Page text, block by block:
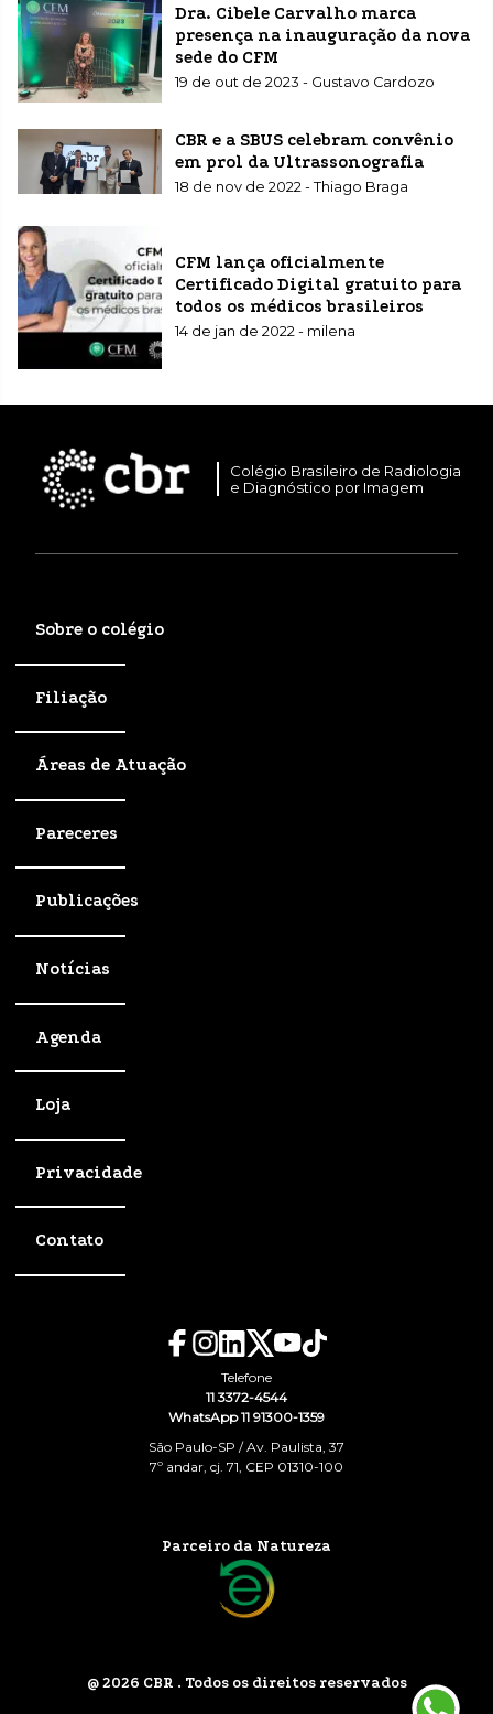
Dra. Cibele Carvalho marca
presença na inauguração da nova
sede do CFM
19 de out de 2023 - Gustavo Cardozo
CBR e a SBUS celebram convênio
em prol da Ultrassonografia
18 de nov de 2022 - Thiago Braga
CFM lança oficialmente
Certificado Digital gratuito para
todos os médicos brasileiros
14 de jan de 2022 - milena
Colégio Brasileiro de Radiologia
e Diagnóstico por Imagem
Sobre o colégio
Filiação
Áreas de Atuação
Pareceres
Publicações
Notícias
Agenda
Loja
Privacidade
Contato
Telefone
11 3372-4544
WhatsApp 11 91300-1359
São Paulo-SP / Av. Paulista, 37
7º andar, cj. 71, CEP 01310-100
Parceiro da Natureza
@ 2026 CBR . Todos os direitos reservados